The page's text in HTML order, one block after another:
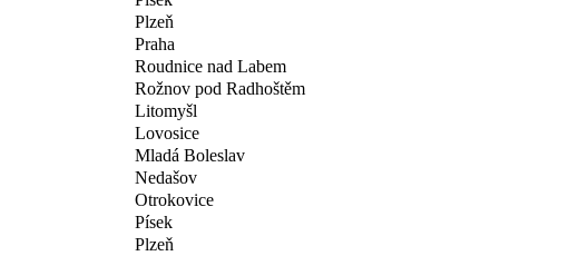
Plzeň
Praha
Roudnice nad Labem
Rožnov pod Radhoštěm
Litomyšl
Lovosice
Mladá Boleslav
Nedašov
Otrokovice
Písek
Plzeň